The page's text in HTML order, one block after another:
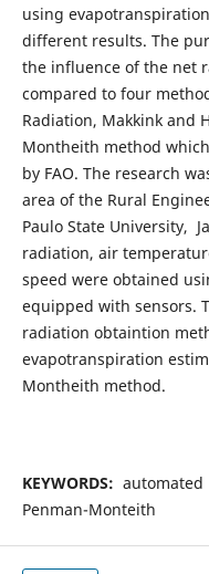
using
different results. The
the influence of the net
compared to four
Radiation, Makkink and
Montheith method
by FAO. The research
area of the Rural
Paulo State University,
radiation, air
speed were obtained
equipped with sensors.
radiation obtaintion
evapotranspiration
Montheith method.
KEYWORDS:
Penman-Monteith